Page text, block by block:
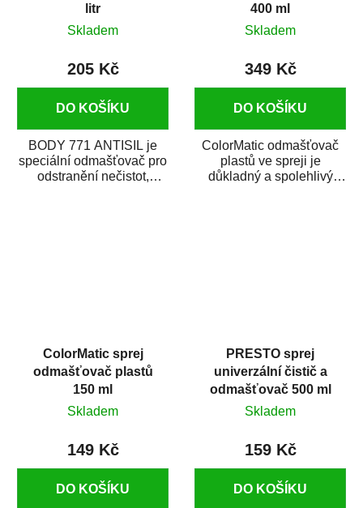
litr
Skladem
205 Kč
DO KOŠÍKU
BODY 771 ANTISIL je
speciální odmašťovač pro
odstranění nečistot,
400 ml
Skladem
349 Kč
DO KOŠÍKU
ColorMatic odmašťovač
plastů ve spreji je
důkladný a spolehlivý
ColorMatic sprej
odmašťovač plastů
150 ml
Skladem
149 Kč
DO KOŠÍKU
PRESTO sprej
univerzální čistič a
odmašťovač 500 ml
Skladem
159 Kč
DO KOŠÍKU